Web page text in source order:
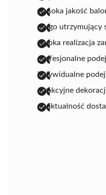
wysoka jakość
długo utrzymujący
szybka realizacja
profesjonalne
indywidualne
atrakcyjne
punktualność